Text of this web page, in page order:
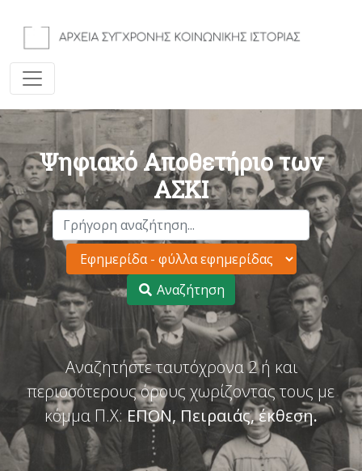
Ψηφιακό Αποθετήριο των
ΑΣΚΙ
Αναζήτηση
Αναζητήστε ταυτόχρονα 2 ή και
περισσότερους όρους χωρίζοντας τους με
κόμμα Π.Χ: ΕΠΟΝ, Πειραιάς, έκθεση.